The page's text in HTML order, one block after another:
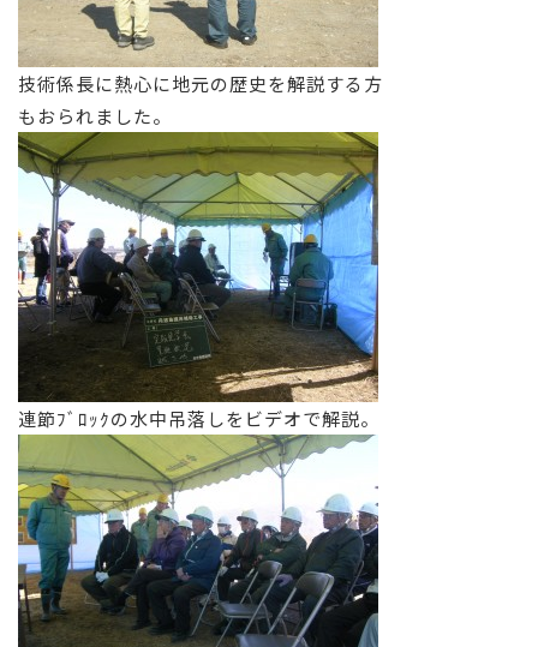
技術係長に熱心に地元の歴史を解説する方
もおられました。
連節ﾌﾞﾛｯｸの水中吊落しをビデオで解説。